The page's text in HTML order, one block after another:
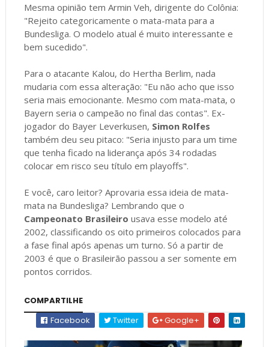
Mesma opinião tem Armin Veh, dirigente do Colônia:
"Rejeito categoricamente o mata-mata para a
Bundesliga. O modelo atual é muito interessante e
bem sucedido".
Para o atacante Kalou, do Hertha Berlim, nada
mudaria com essa alteração: "Eu não acho que isso
seria mais emocionante. Mesmo com mata-mata, o
Bayern seria o campeão no final das contas". Ex-
jogador do Bayer Leverkusen, Simon Rolfes
também deu seu pitaco: "Seria injusto para um time
que tenha ficado na liderança após 34 rodadas
colocar em risco seu título em playoffs".
E você, caro leitor? Aprovaria essa ideia de mata-
mata na Bundesliga? Lembrando que o
Campeonato Brasileiro usava esse modelo até
2002, classificando os oito primeiros colocados para
a fase final após apenas um turno. Só a partir de
2003 é que o Brasileirão passou a ser somente em
pontos corridos.
COMPARTILHE
Facebook
Twitter Google+